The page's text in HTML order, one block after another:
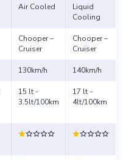
Air Cooled
Liquid
Cooling
Chooper –
Cruiser
Chooper –
Cruiser
130km/h 140km/h
15 lt -
3.5lt/100km
17 lt -
4lt/100km